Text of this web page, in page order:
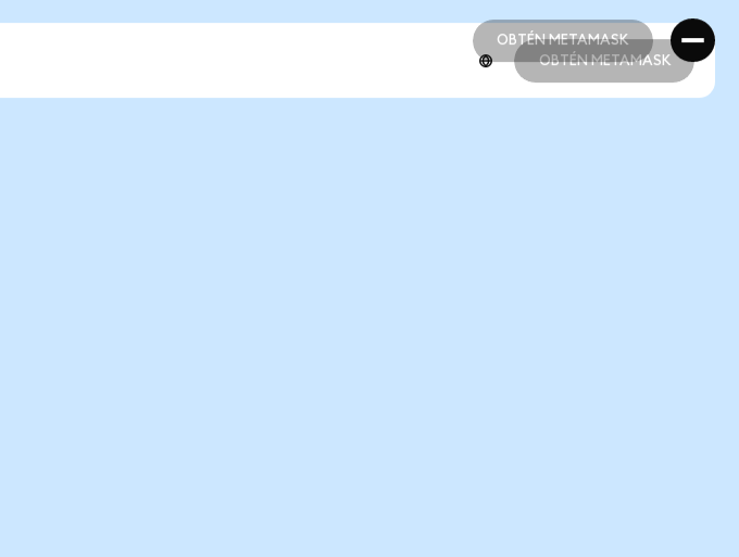
OBTÉN METAMASK
OBTÉN METAMASK
OBTÉN METAMASK